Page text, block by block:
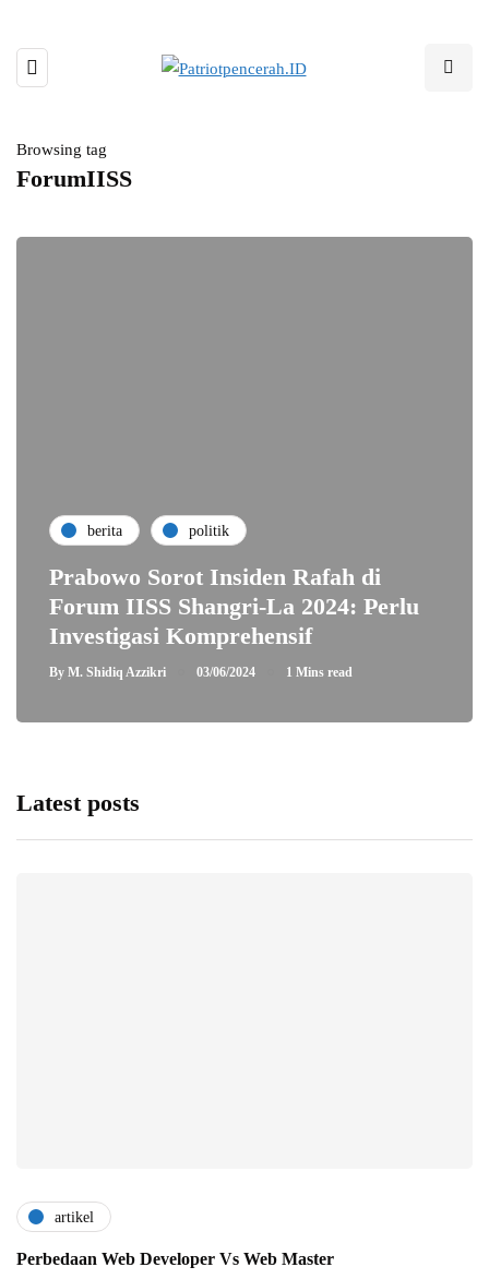
Browsing tag
ForumIISS
berita politik
Prabowo Sorot Insiden Rafah di
Forum IISS Shangri-La 2024: Perlu
Investigasi Komprehensif
By M. Shidiq Azzikri 03/06/2024 1 Mins read
Latest posts
artikel
Perbedaan Web Developer Vs Web Master